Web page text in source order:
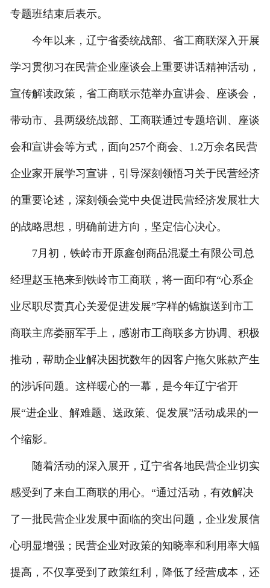
专题班结束后表示。
今年以来，辽宁省委统战部、省工商联深入开展
学习贯彻习在民营企业座谈会上重要讲话精神活动，
宣传解读政策，省工商联示范举办宣讲会、座谈会，
带动市、县两级统战部、工商联通过专题培训、座谈
会和宣讲会等方式，面向257个商会、1.2万余名民营
企业家开展学习宣讲，引导深刻领悟习关于民营经济
的重要论述，深刻领会党中央促进民营经济发展壮大
的战略思想，明确前进方向，坚定信心决心。
7月初，铁岭市开原鑫创商品混凝土有限公司总
经理赵玉艳来到铁岭市工商联，将一面印有“心系企
业尽职尽责真心关爱促进发展”字样的锦旗送到市工
商联主席娄丽军手上，感谢市工商联多方协调、积极
推动，帮助企业解决困扰数年的因客户拖欠账款产生
的涉诉问题。这样暖心的一幕，是今年辽宁省开
展“进企业、解难题、送政策、促发展”活动成果的一
个缩影。
随着活动的深入展开，辽宁省各地民营企业切实
感受到了来自工商联的用心。“通过活动，有效解决
了一批民营企业发展中面临的突出问题，企业发展信
心明显增强；民营企业对政策的知晓率和利用率大幅
提高，不仅享受到了政策红利，降低了经营成本，还